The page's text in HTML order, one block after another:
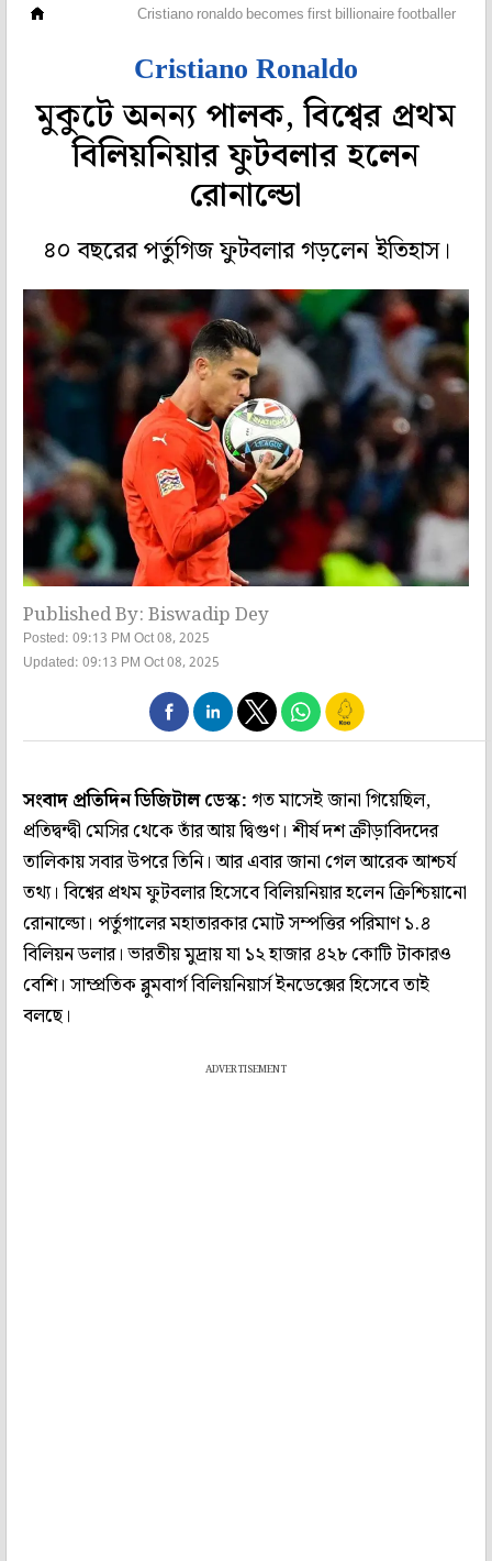
Cristiano ronaldo becomes first billionaire footballer
Cristiano Ronaldo
মুকুটে অনন্য পালক, বিশ্বের প্রথম
বিলিয়নিয়ার ফুটবলার হলেন
রোনাল্ডো
৪০ বছরের পর্তুগিজ ফুটবলার গড়লেন ইতিহাস।
Published By: Biswadip Dey
Posted: 09:13 PM Oct 08, 2025
Updated: 09:13 PM Oct 08, 2025
সংবাদ প্রতিদিন ডিজিটাল ডেস্ক:গত মাসেই জানা গিয়েছিল,
প্রতিদ্বন্দ্বী মেসির থেকে তাঁর আয় দ্বিগুণ। শীর্ষ দশ ক্রীড়াবিদদের
তালিকায় সবার উপরে তিনি। আর এবার জানা গেল আরেক আশ্চর্য
তথ্য। বিশ্বের প্রথম ফুটবলার হিসেবে বিলিয়নিয়ার হলেন ক্রিশ্চিয়ানো
রোনাল্ডো। পর্তুগালের মহাতারকার মোট সম্পত্তির পরিমাণ ১.৪
বিলিয়ন ডলার। ভারতীয় মুদ্রায় যা ১২ হাজার ৪২৮ কোটি টাকারও
বেশি। সাম্প্রতিক ব্লুমবার্গ বিলিয়নিয়ার্স ইনডেক্সের হিসেবে তাই
বলছে।
ADVERTISEMENT